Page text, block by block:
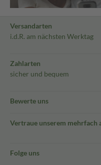
Versandarten
i.d.R. am nächsten Werktag
Zahlarten
sicher und bequem
Bewerte uns
Vertraue unserem mehrfach
Folge uns